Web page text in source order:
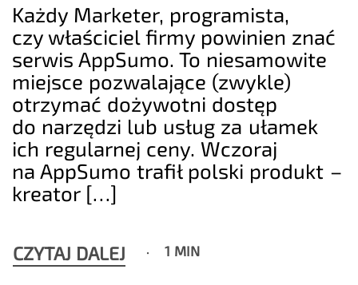
Każdy Marketer, programista,
czy właściciel firmy powinien znać
serwis AppSumo. To niesamowite
miejsce pozwalające (zwykle)
otrzymać dożywotni dostęp
do narzędzi lub usług za ułamek
ich regularnej ceny. Wczoraj
na AppSumo trafił polski produkt –
kreator […]
CZYTAJ DALEJ 1 MIN